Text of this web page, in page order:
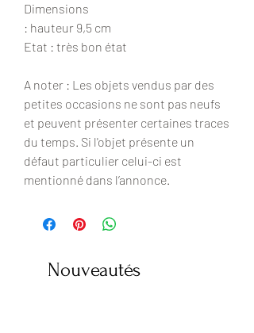
Dimensions
: hauteur 9,5 cm
Etat : très bon état
A noter : Les objets vendus par des
petites occasions ne sont pas neufs
et peuvent présenter certaines traces
du temps. Si l'objet présente un
défaut particulier celui-ci est
mentionné dans l’annonce.
Nouveautés